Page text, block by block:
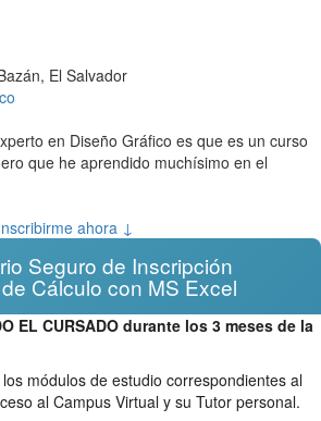
El Salvador
en Diseño Gráfico es que es un curso
que he aprendido muchísimo en el
ahora ↓
Seguro de Inscripción
Cálculo con MS Excel
EL CURSADO durante los 3 meses de la
módulos de estudio correspondientes al
al Campus Virtual y su Tutor personal.